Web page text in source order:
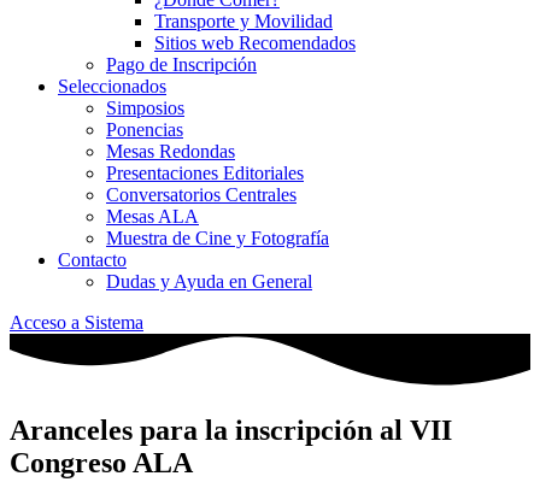
Transporte y Movilidad
Sitios web Recomendados
Pago de Inscripción
Seleccionados
Simposios
Ponencias
Mesas Redondas
Presentaciones Editoriales
Conversatorios Centrales
Mesas ALA
Muestra de Cine y Fotografía
Contacto
Dudas y Ayuda en General
Acceso a Sistema
Aranceles para la inscripción al VII
Congreso ALA